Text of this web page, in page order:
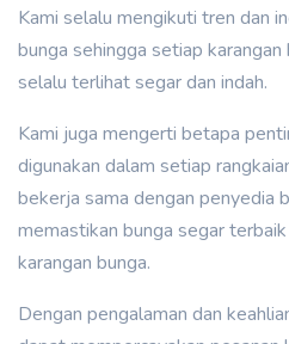
Kami selalu mengikuti tren dan
bunga sehingga setiap
selalu terlihat segar dan indah.
Kami juga mengerti betapa
digunakan dalam setiap
bekerja sama dengan penyedia
memastikan bunga segar
karangan bunga.
Dengan pengalaman dan